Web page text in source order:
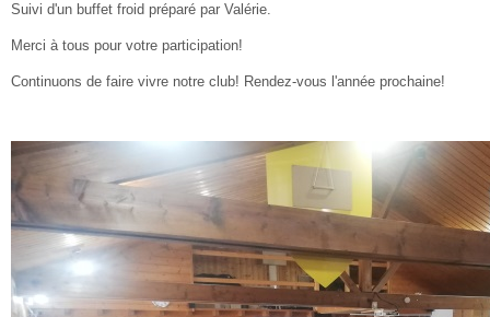
Suivi d'un buffet froid préparé par Valérie.
Merci à tous pour votre participation!
Continuons de faire vivre notre club! Rendez-vous l'année prochaine!